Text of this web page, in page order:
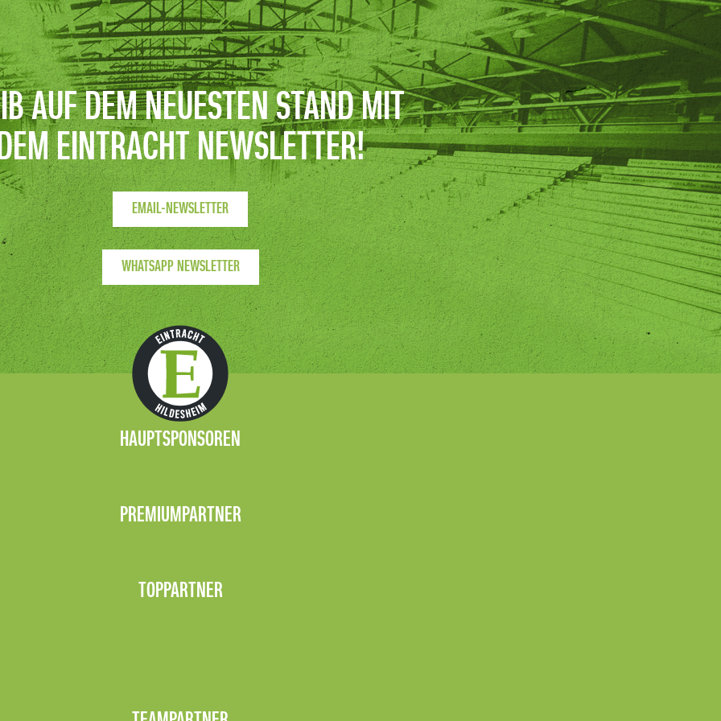
AUF DEM NEUESTEN STAND MIT
EINTRACHT NEWSLETTER!
EMAIL-NEWSLETTER
WHATSAPP NEWSLETTER
HAUPTSPONSOREN
PREMIUMPARTNER
TOPPARTNER